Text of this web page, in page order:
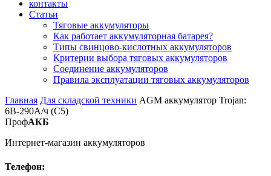
контакты
Статьи
Тяговые аккумуляторы
Как работает аккумуляторная батарея?
Типы свинцово-кислотных аккумуляторов
Критерии выбора тяговых аккумуляторов
Соединение аккумуляторов
Правила эксплуатации тяговых аккумуляторов
Главная Для складской техники AGM аккумулятор Trojan:
6В-290А/ч (С5)
ПрофАКБ
Интернет-магазин аккумуляторов
Телефон: